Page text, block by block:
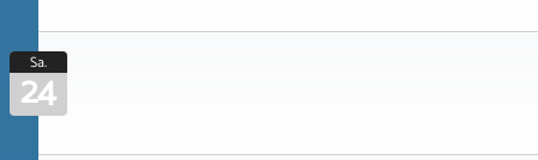
Sa.
24